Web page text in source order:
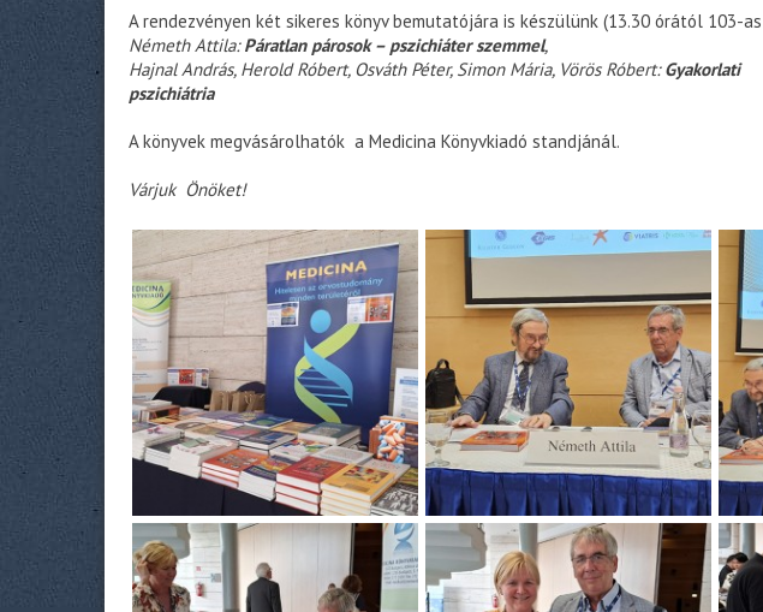
A rendezvényen két sikeres könyv bemutatójára is készülünk (13.30 órától 103-
Németh Attila:Páratlan párosok – pszichiáter szemmel,
Hajnal András, Herold Róbert, Osváth Péter, Simon Mária, Vörös Róbert:Gyakorlati
pszichiátria
A könyvek megvásárolhatók a Medicina Könyvkiadó standjánál.
Várjuk Önöket!